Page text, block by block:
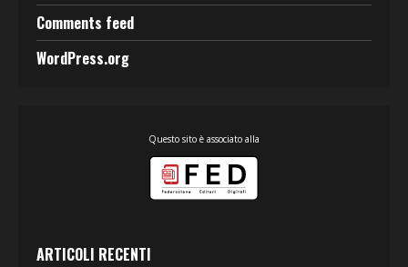
Comments feed
WordPress.org
Questo sito è associato alla
ARTICOLI RECENTI